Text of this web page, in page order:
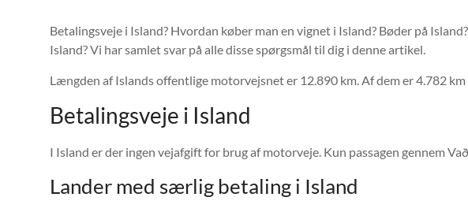
Betalingsveje i Island? Hvordan køber man en vignet i Island? Bøder på
Island? Vi har samlet svar på alle disse spørgsmål til dig i denne artikel.
Længden af ​​Islands offentlige motorvejsnet er 12.890 km. Af dem er 4.782
Betalingsveje i Island
I Island er der ingen vejafgift for brug af motorveje. Kun passagen gennem
Lander med særlig betaling i Island